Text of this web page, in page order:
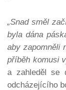
„Snad směl
byla dána
aby zapomněli
příběh komusi
a zahleděl se
odcházejícího